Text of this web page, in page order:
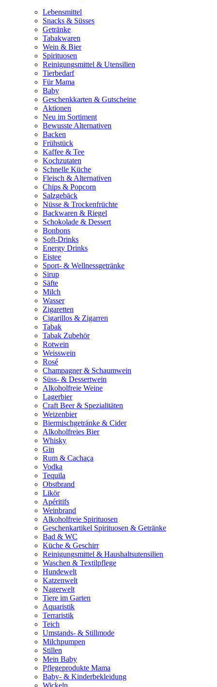
Lebensmittel
Snacks & Süsses
Getränke
Tabakwaren
Wein & Bier
Spirituosen
Reinigungsmittel & Utensilien
Tierbedarf
Für Mama
Baby
Geschenkkarten & Gutscheine
Aktionen
Neu im Sortiment
Bewusste Alternativen
Backen
Frühstück
Kaffee & Tee
Kochzutaten
Schnelle Küche
Fleisch & Alternativen
Chips & Popcorn
Salzgebäck
Nüsse & Trockenfrüchte
Backwaren & Riegel
Schokolade & Dessert
Bonbons
Soft-Drinks
Energy Drinks
Eistee
Sport- & Wellnessgetränke
Sirup
Säfte
Milch
Wasser
Zigaretten
Cigarillos & Zigarren
Tabak
Tabak Zubehör
Rotwein
Weisswein
Rosé
Champagner & Schaumwein
Süss- & Dessertwein
Alkoholfreie Weine
Lagerbier
Craft Beer & Spezialitäten
Weizenbier
Biermischgetränke & Cider
Alkoholfreies Bier
Whisky
Gin
Rum & Cachaça
Vodka
Tequila
Obstbrand
Likör
Apéritifs
Weinbrand
Alkoholfreie Spirituosen
Geschenkartikel Spirituosen & Getränke
Bad & WC
Küche & Geschirr
Reinigungsmittel & Haushaltsutensilien
Waschen & Textilpflege
Hundewelt
Katzenwelt
Nagerwelt
Tiere im Garten
Aquaristik
Terraristik
Teich
Umstands- & Stillmode
Milchpumpen
Stillen
Mein Baby
Pflegeprodukte Mama
Baby- & Kinderbekleidung
Wickeln